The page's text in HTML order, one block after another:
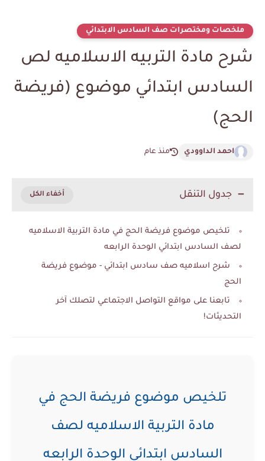
ملخصات ومختصرات صف السادس الابتدائي
شرح مادة التربيه الاسلاميه لص
السادس ابتدائي موضوع (فريضة
الحج)
احمد الداوودي منذ عام
جدول التنقل
تلخيص موضوع فريضة الحج في مادة التربية الاسلاميه
لصف السادس ابتدائي الوحدة الرابعه
شرح اسلاميه صف سادس ابتدائي - موضوع فريضة
الحج
تابعنا على مواقع التواصل الاجتماعي لتصلك آخر
التحديثات!
تلخيص موضوع فريضة الحج في
مادة التربية الاسلاميه لصف
السادس ابتدائي الوحدة الرابعه